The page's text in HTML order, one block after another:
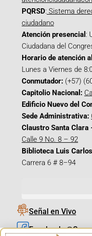
PQRSD: Sistema
ciudadano
Atención presencial :
Ciudadana del
Horario de atención
Lunes a Viernes de
Conmutador: (+57)
Capitolio Nacional:
Edificio Nuevo del
Sede Administrativa:
Claustro Santa Clara
Calle 9 No. 8 – 92
Biblioteca Luis
Carrera 6 # 8–94
Señal en Vivo